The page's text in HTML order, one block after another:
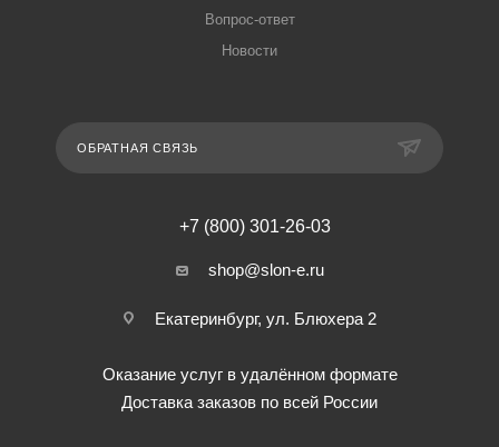
Вопрос-ответ
Новости
ОБРАТНАЯ СВЯЗЬ
+7 (800) 301-26-03
shop@slon-e.ru
Екатеринбург, ул. Блюхера 2
Оказание услуг в удалённом формате
Доставка заказов по всей России